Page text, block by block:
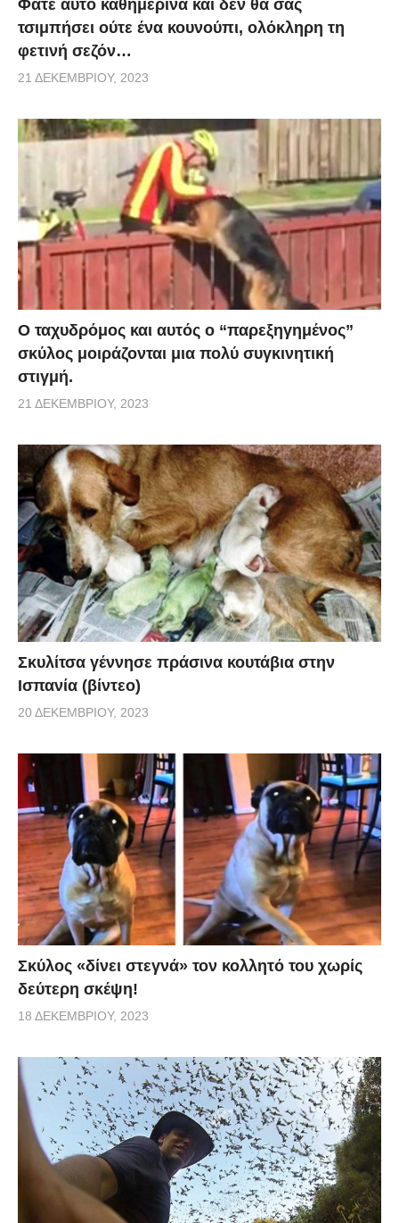
Φάτε αυτό καθημερινά και δεν θα σας
τσιμπήσει ούτε ένα κουνούπι, ολόκληρη τη
φετινή σεζόν…
21 ΔΕΚΕΜΒΡΊΟΥ, 2023
Ο ταχυδρόμος και αυτός ο “παρεξηγημένος”
σκύλος μοιράζονται μια πολύ συγκινητική
στιγμή.
21 ΔΕΚΕΜΒΡΊΟΥ, 2023
Σκυλίτσα γέννησε πράσινα κουτάβια στην
Ισπανία (βίντεο)
20 ΔΕΚΕΜΒΡΊΟΥ, 2023
Σκύλος «δίνει στεγνά» τον κολλητό του χωρίς
δεύτερη σκέψη!
18 ΔΕΚΕΜΒΡΊΟΥ, 2023